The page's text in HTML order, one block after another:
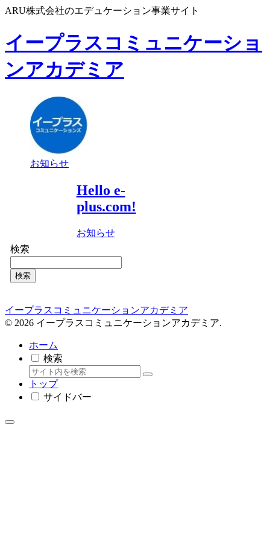
ARU株式会社のエデュケーション事業サイト
イープラスコミュニケーショ
ンアカデミア
お知らせ
Hello e-
plus.com!
お知らせ
検索
検索
イープラスコミュニケーションアカデミア
© 2026 イープラスコミュニケーションアカデミア.
ホーム
検索
トップ
サイドバー